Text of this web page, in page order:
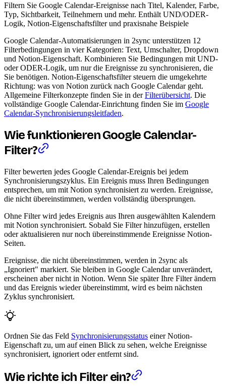
Filtern Sie Google Calendar-Ereignisse nach Titel, Kalender, Farbe,
Typ, Sichtbarkeit, Teilnehmern und mehr. Enthält UND/ODER-
Logik, Notion-Eigenschaftsfilter und praxisnahe Beispiele
Google Calendar-Automatisierungen in 2sync unterstützen 12
Filterbedingungen in vier Kategorien: Text, Umschalter, Dropdown
und Notion-Eigenschaft. Kombinieren Sie Bedingungen mit UND-
oder ODER-Logik, um nur die Ereignisse zu synchronisieren, die
Sie benötigen. Notion-Eigenschaftsfilter steuern die umgekehrte
Richtung: was von Notion zurück nach Google Calendar geht.
Allgemeine Filterkonzepte finden Sie in derFilterübersicht. Die
vollständige Google Calendar-Einrichtung finden Sie im Google
Calendar-Synchronisierungsleitfaden.
Wie funktionieren Google Calendar-
Filter?
Filter bewerten jedes Google Calendar-Ereignis bei jedem
Synchronisierungszyklus. Ein Ereignis muss Ihren Bedingungen
entsprechen, um mit Notion synchronisiert zu werden. Ereignisse,
die nicht übereinstimmen, werden vollständig übersprungen.
Ohne Filter wird jedes Ereignis aus Ihren ausgewählten Kalendern
mit Notion synchronisiert. Sobald Sie Filter hinzufügen, erstellen
oder aktualisieren nur noch übereinstimmende Ereignisse Notion-
Seiten.
Ereignisse, die nicht übereinstimmen, werden in 2sync als
„Ignoriert" markiert. Sie bleiben in Google Calendar unverändert,
erscheinen aber nicht in Notion. Wenn Sie später Ihre Filter ändern
und das Ereignis wieder übereinstimmt, wird es beim nächsten
Zyklus synchronisiert.
Ordnen Sie das Feld Synchronisierungsstatus einer Notion-
Eigenschaft zu, um auf einen Blick zu sehen, welche Ereignisse
synchronisiert, ignoriert oder entfernt sind.
Wie richte ich Filter ein?